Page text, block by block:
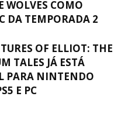
WOLVES COMO
DA TEMPORADA 2
OF ELLIOT: THE
TALES JÁ ESTÁ
PARA NINTENDO
E PC